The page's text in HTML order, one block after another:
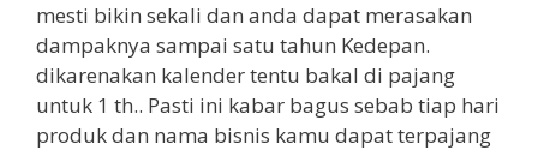
mesti bikin sekali dan anda dapat merasakan
dampaknya sampai satu tahun Kedepan.
dikarenakan kalender tentu bakal di pajang
untuk 1 th.. Pasti ini kabar bagus sebab tiap hari
produk dan nama bisnis kamu dapat terpajang